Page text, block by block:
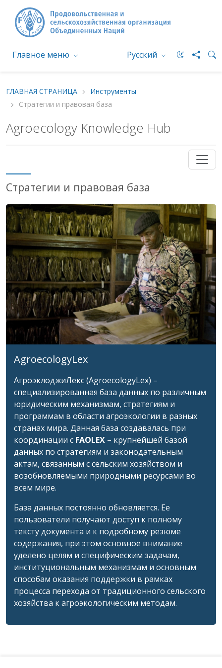
Главное меню Русский
ГЛАВНАЯ СТРАНИЦА
Инструменты
Стратегии и правовая база
Agroecology Knowledge Hub
Стратегии и правовая база
AgroecologyLex
АгроэклоджиЛекс (AgroecologyLex) –
специализированная база данных по различным
юридическим механизмам, стратегиям и
программам в области агроэкологии в разных
странах мира. Данная база создавалась при
координации с FAOLEX – крупнейшей базой
данных по стратегиям и законодательным
актам, связанным с сельским хозяйством и
возобновляемыми природными ресурсами во
всем мире.
База данных постоянно обновляется. Ее
пользователи получают доступ к полному
тексту документа и к подробному резюме
содержания, при этом основное внимание
уделено целям и специфическим задачам,
институциональным механизмам и основным
способам оказания поддержки в рамках
процесса перехода от традиционного сельского
хозяйства к агроэкологическим методам.